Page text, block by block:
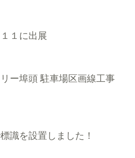
１に出展
ー埠頭 駐車場区画線工事
識を設置しました！